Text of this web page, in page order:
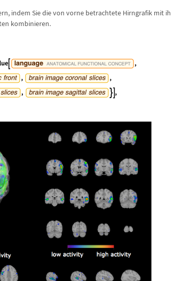
indem Sie die von vorne betrachtete Hirngrafik mit
kombinieren.